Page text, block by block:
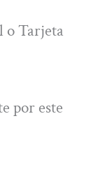
o Tarjeta
por este